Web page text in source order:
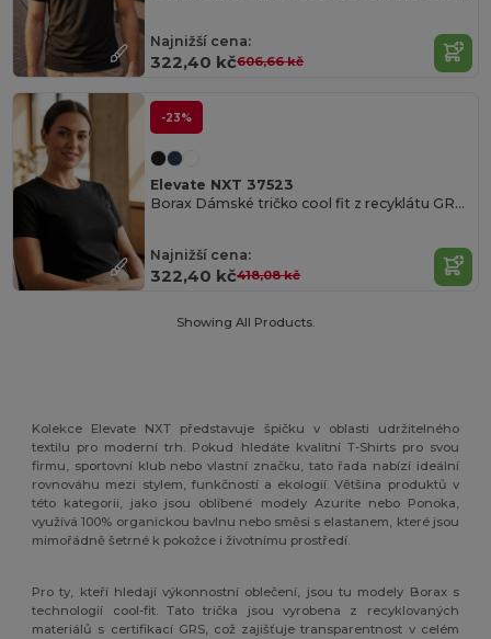
Najnižší cena:
322,40 kč606,66 kč
-23%
Elevate NXT 37523
Borax Dámské tričko cool fit z recyklátu GRS s krátkým rukávem
Najnižší cena:
322,40 kč418,08 kč
Showing All Products.
Kolekce Elevate NXT představuje špičku v oblasti udržitelného
textilu pro moderní trh. Pokud hledáte kvalitní T-Shirts pro svou
firmu, sportovní klub nebo vlastní značku, tato řada nabízí ideální
rovnováhu mezi stylem, funkčností a ekologií. Většina produktů v
této kategorii, jako jsou oblíbené modely Azurite nebo Ponoka,
využívá 100% organickou bavlnu nebo směsi s elastanem, které jsou
mimořádně šetrné k pokožce i životnímu prostředí.
Pro ty, kteří hledají výkonnostní oblečení, jsou tu modely Borax s
technologií cool-fit. Tato trička jsou vyrobena z recyklovaných
materiálů s certifikací GRS, což zajišťuje transparentnost v celém